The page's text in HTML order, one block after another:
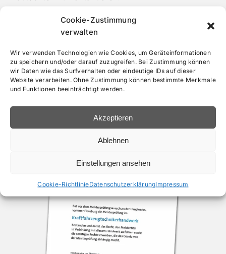
Cookie-Zustimmung
verwalten
Wir verwenden Technologien wie Cookies, um Geräteinformationen
zu speichern und/oder darauf zuzugreifen. Bei Zustimmung können
wir Daten wie das Surfverhalten oder eindeutige IDs auf dieser
Website verarbeiten. Ohne Zustimmung können bestimmte Merkmale
und Funktionen beeinträchtigt werden.
Akzeptieren
Ablehnen
Einstellungen ansehen
Cookie-RichtlinieDatenschutzerklärungImpressum
• Gutachten vom Experten “Kfz-Techniker
• Freier und unabhängiger Kfz Gutachter